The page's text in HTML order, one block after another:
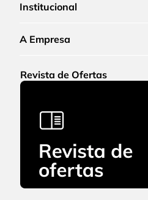
Institucional
A Empresa
Revista de Ofertas